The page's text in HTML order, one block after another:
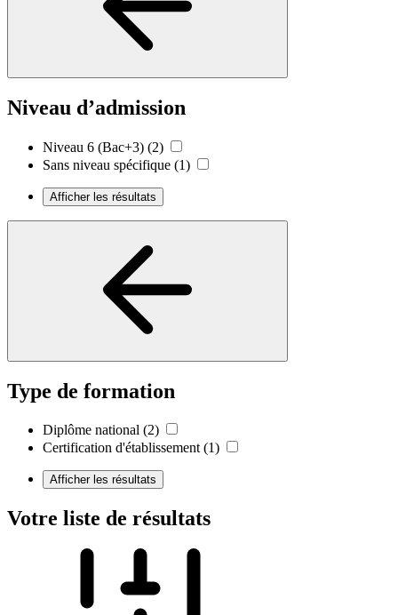
Niveau d’admission
Niveau 6 (Bac+3) (2)
Sans niveau spécifique (1)
Afficher les résultats
Type de formation
Diplôme national (2)
Certification d'établissement (1)
Afficher les résultats
Votre liste de résultats